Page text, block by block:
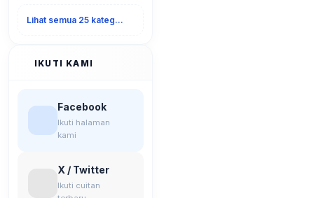
Lihat semua 25 kategori
IKUTI KAMI
Facebook
Ikuti halaman
kami
X / Twitter
Ikuti cuitan